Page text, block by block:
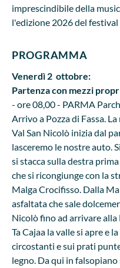
imprescindibile della
l'edizione 2026 del
PROGRAMMA
Venerdì 2 ottobre:
Partenza con mezzi
- ore 08,00 - PARMA
Arrivo a Pozza di Fassa.
Val San Nicolò inizia dal
lasceremo le nostre auto.
si stacca sulla destra
che si ricongiunge con la
Malga Crocifisso. Dalla
asfaltata che sale
Nicolò fino ad arrivare alla
Ta Cajaa la valle si apre e
circostanti e sui prati
legno. Da qui in falsopiano